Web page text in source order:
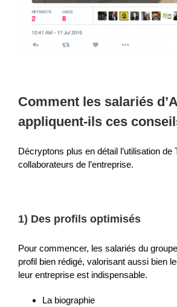
Comment les salariés
appliquent-ils ces
Décryptons plus en détail l’utilisation de
collaborateurs de l’entreprise.
1) Des profils optimisés
Pour commencer, les salariés du
profil bien rédigé, valorisant aussi bien
leur entreprise est indispensable.
La biographie